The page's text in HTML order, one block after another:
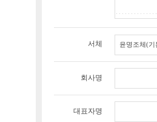
서체
회사명
대표자명